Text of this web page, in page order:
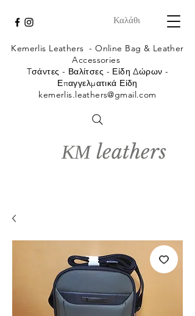
Καλάθι
ΚΜ leathers
Kemerlis Leathers -Online Bag & Leather
Accessories
Tσάντες - Βαλίτσες - Είδη Δώρων -
Επαγγελματικά Είδη
kemerlis.leathers@gmail.com